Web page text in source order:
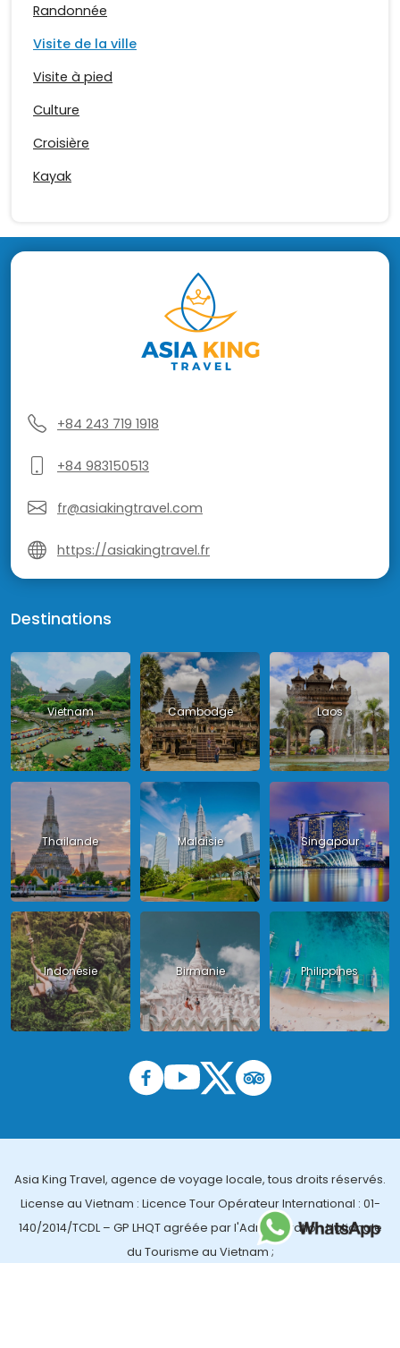
Randonnée
Visite de la ville
Visite à pied
Culture
Croisière
Kayak
+84 243 719 1918
+84 983150513
fr@asiakingtravel.com
https://asiakingtravel.fr
Destinations
Vietnam Cambodge Laos
Thailande Malaisie Singapour
Indonésie Birmanie Philippines
Asia King Travel, agence de voyage locale, tous droits réservés.
License au Vietnam : Licence Tour Opérateur International : 01-
140/2014/TCDL – GP LHQT agréée par l'Administration Nationale
du Tourisme au Vietnam ;